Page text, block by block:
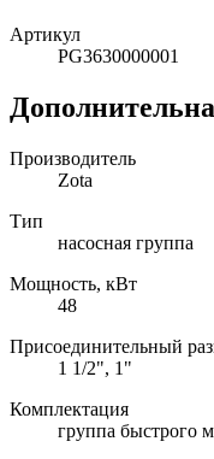
Артикул
PG3630000001
Производитель
Zota
Тип
насосная группа
Мощность, кВт
48
Присоединительный
1 1/2", 1"
Комплектация
группа быстрого